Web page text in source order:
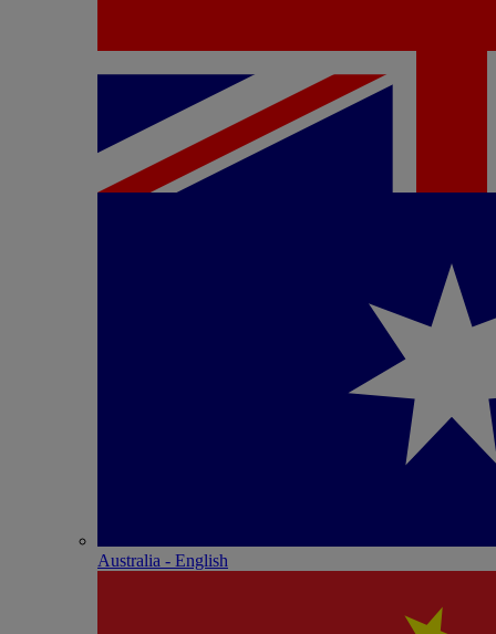
Australia - English